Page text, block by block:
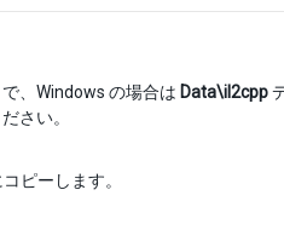
、Windows の場合は Data\il2cpp
さい。
ピーします。